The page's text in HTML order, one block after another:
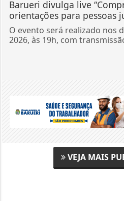
Barueri divulga live
orientações para pessoas
O evento será realizado nos
2026, às 19h, com
VEJA MAIS